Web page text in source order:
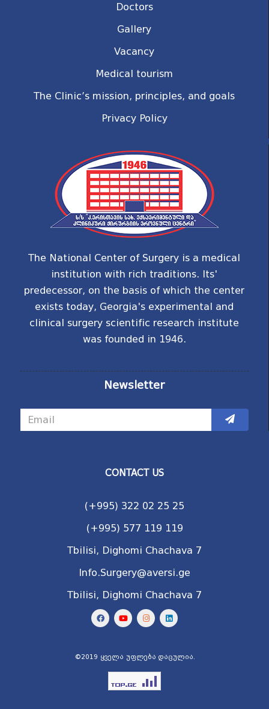
Doctors
Gallery
Vacancy
Medical tourism
The Clinic’s mission, principles, and goals
Privacy Policy
The National Center of Surgery is a medical
institution with rich traditions. Its'
predecessor, on the basis of which the center
exists today, Georgia's experimental and
clinical surgery scientific research institute
was founded in 1946.
Newsletter
CONTACT US
(+995) 322 02 25 25
(+995) 577 119 119
Tbilisi, Dighomi Chachava 7
Info.Surgery@aversi.ge
Tbilisi, Dighomi Chachava 7
©2019 ყველა უფლება დაცულია.